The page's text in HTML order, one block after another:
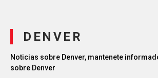
DENVER
Noticias sobre Denver, mantenete
sobre Denver